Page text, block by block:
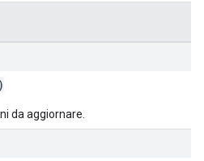
)
da aggiornare.